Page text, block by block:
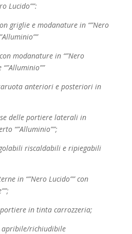
Lucido””:
griglie e modanature in “”Nero
modanature in “”Nero
anteriori e posteriori in
delle portiere laterali in
“”Alluminio””;
riscaldabili e ripiegabili
in “”Nero Lucido”” con
in tinta carrozzeria;
apribile/richiudibile